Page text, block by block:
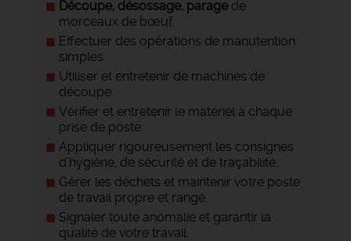
Découpe, désossage, paragede
morceaux de bœuf.
Effectuer des opérations de manutention
simples.
Utiliser et entretenir de machines de
découpe.
Vérifier et entretenir le matériel à chaque
prise de poste.
Appliquer rigoureusement les consignes
d’hygiène, de sécurité et de traçabilité.
Gérer les déchets et maintenir votre poste
de travail propre et rangé.
Signaler toute anomalie et garantir la
qualité de votre travail.